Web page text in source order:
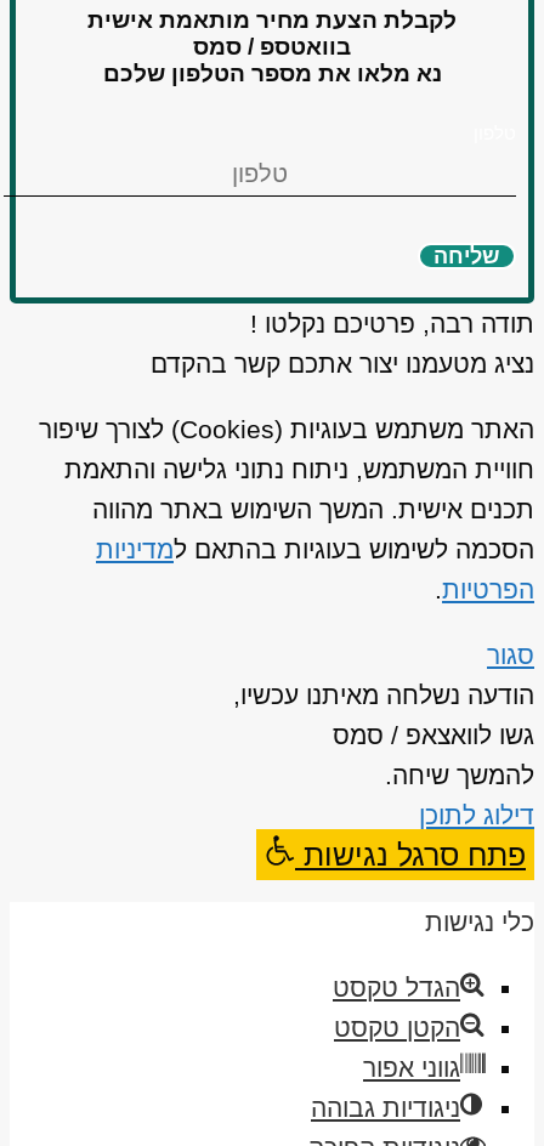
לקבלת הצעת מחיר מותאמת אישית
בוואטספ / סמס
נא מלאו את מספר הטלפון שלכם
שליחה
תודה רבה, פרטיכם נקלטו !
נציג מטעמנו יצור אתכם קשר בהקדם
האתר משתמש בעוגיות (Cookies) לצורך שיפור
חוויית המשתמש, ניתוח נתוני גלישה והתאמת
תכנים אישית. המשך השימוש באתר מהווה
הסכמה לשימוש בעוגיות בהתאם למדיניות
הפרטיות.
סגור
הודעה נשלחה מאיתנו עכשיו,
גשו לוואצאפ / סמס
להמשך שיחה.
דילוג לתוכן
פתח סרגל נגישות
כלי נגישות
הגדל טקסט
הקטן טקסט
גווני אפור
ניגודיות גבוהה